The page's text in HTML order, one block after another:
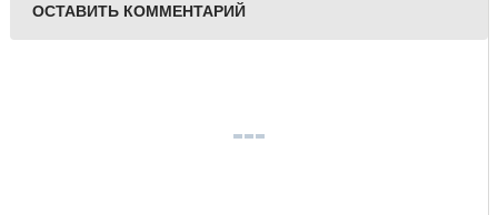
ОСТАВИТЬ КОММЕНТАРИЙ